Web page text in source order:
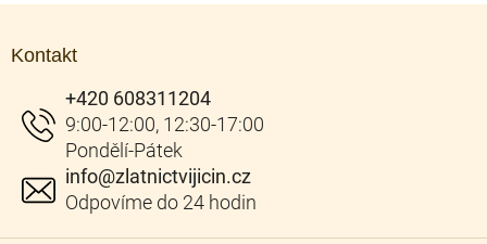
Kontakt
info@zlatnictvijicin.cz
+420 608311204